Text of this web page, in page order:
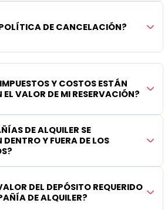
DE CANCELACIÓN?
Y COSTOS ESTÁN
EL VALOR DE MI RESERVACIÓN?
DE ALQUILER SE
Y FUERA DE LOS
DEL DEPÓSITO REQUERIDO
DE ALQUILER?